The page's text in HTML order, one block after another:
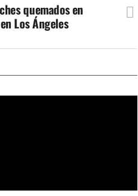
quemados en
Los Ángeles